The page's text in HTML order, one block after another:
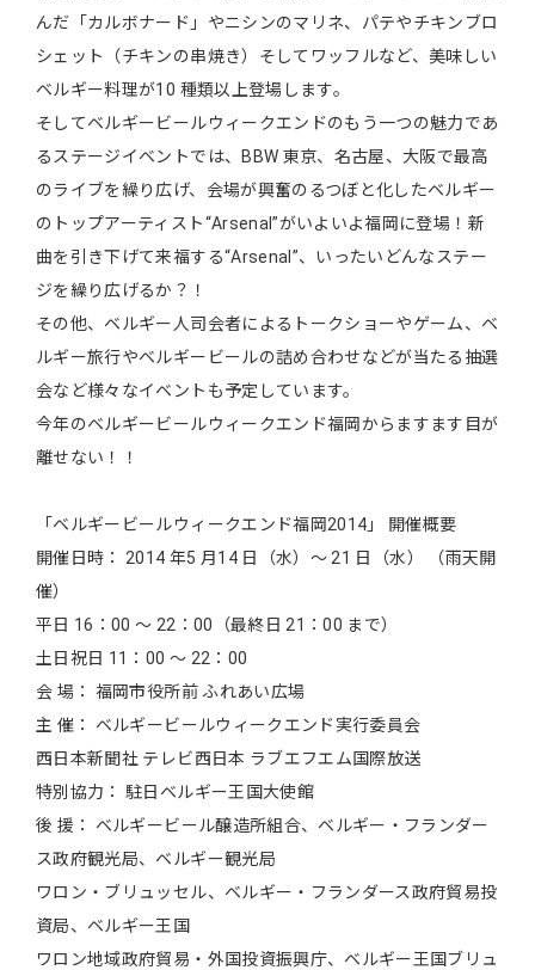
んだ「カルボナード」やニシンのマリネ、パテやチキンブロ
シェット（チキンの串焼き）そしてワッフルなど、美味しい
ベルギー料理が10 種類以上登場します。
そしてベルギービールウィークエンドのもう一つの魅力であ
るステージイベントでは、BBW 東京、名古屋、大阪で最高
のライブを繰り広げ、会場が興奮のるつぼと化したベルギー
のトップアーティスト“Arsenal”がいよいよ福岡に登場！新
曲を引き下げて来福する“Arsenal”、いったいどんなステー
ジを繰り広げるか？！
その他、ベルギー人司会者によるトークショーやゲーム、ベ
ルギー旅行やベルギービールの詰め合わせなどが当たる抽選
会など様々なイベントも予定しています。
今年のベルギービールウィークエンド福岡からますます目が
離せない！！
「ベルギービールウィークエンド福岡2014」 開催概要
開催日時： 2014 年5 月14 日（水）～ 21 日（水） （雨天開
催）
平日 16：00 ～ 22：00（最終日 21：00 まで）
土日祝日 11：00 ～ 22：00
会 場： 福岡市役所前 ふれあい広場
主 催： ベルギービールウィークエンド実行委員会
西日本新聞社 テレビ西日本 ラブエフエム国際放送
特別協力： 駐日ベルギー王国大使館
後 援： ベルギービール醸造所組合、ベルギー・フランダー
ス政府観光局、ベルギー観光局
ワロン・ブリュッセル、ベルギー・フランダース政府貿易投
資局、ベルギー王国
ワロン地域政府貿易・外国投資振興庁、ベルギー王国ブリュ